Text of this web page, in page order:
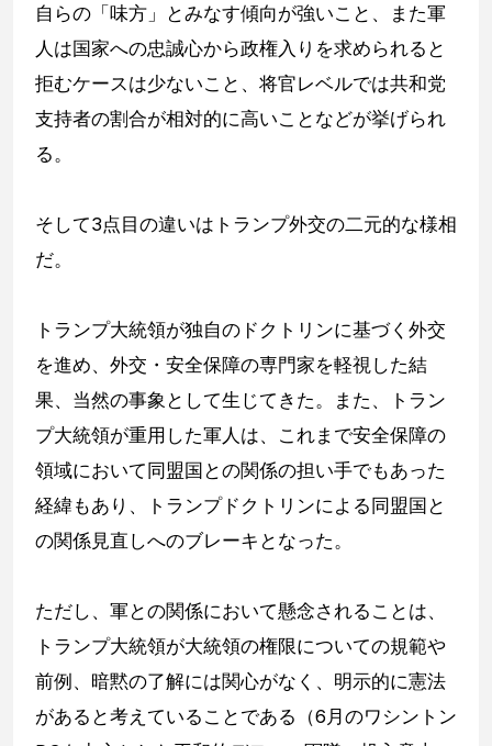
自らの「味方」とみなす傾向が強いこと、また軍
人は国家への忠誠心から政権入りを求められると
拒むケースは少ないこと、将官レベルでは共和党
支持者の割合が相対的に高いことなどが挙げられ
る。
そして3点目の違いはトランプ外交の二元的な様相
だ。
トランプ大統領が独自のドクトリンに基づく外交
を進め、外交・安全保障の専門家を軽視した結
果、当然の事象として生じてきた。また、トラン
プ大統領が重用した軍人は、これまで安全保障の
領域において同盟国との関係の担い手でもあった
経緯もあり、トランプドクトリンによる同盟国と
の関係見直しへのブレーキとなった。
ただし、軍との関係において懸念されることは、
トランプ大統領が大統領の権限についての規範や
前例、暗黙の了解には関心がなく、明示的に憲法
があると考えていることである（6月のワシントン